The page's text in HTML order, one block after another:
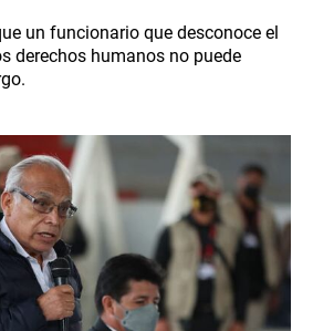
un funcionario que desconoce el
derechos humanos no puede